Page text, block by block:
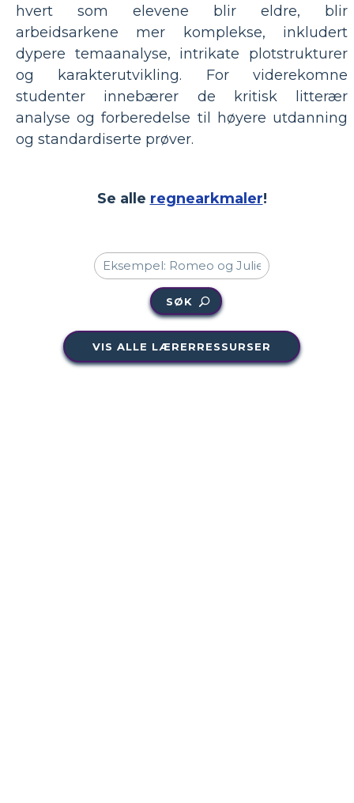
hvert som elevene blir eldre, blir
arbeidsarkene mer komplekse, inkludert
dypere temaanalyse, intrikate plotstrukturer
og karakterutvikling. For viderekomne
studenter innebærer de kritisk litterær
analyse og forberedelse til høyere utdanning
og standardiserte prøver.
Se alle regnearkmaler!
SØK
VIS ALLE LÆRERRESSURSER